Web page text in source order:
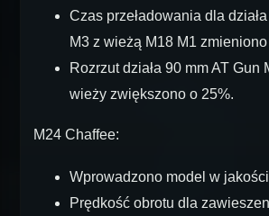
Czas przeładowania dla
M3 z wieżą M18 M1
Rozrzut działa 90 mm AT Gun
wieży zwiększono o 25%.
M24 Chaffee:
Wprowadzono model w
Prędkość obrotu dla